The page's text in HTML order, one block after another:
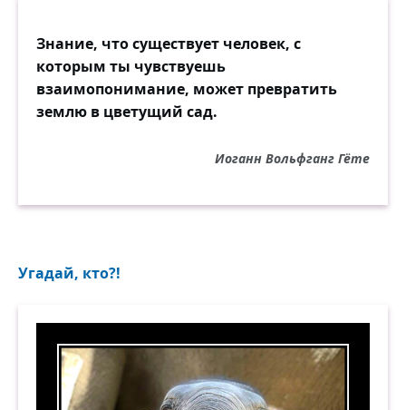
Знание, что существует человек, с
которым ты чувствуешь
взаимопонимание, может превратить
землю в цветущий сад.
Иоганн Вольфганг Гёте
Угадай, кто?!